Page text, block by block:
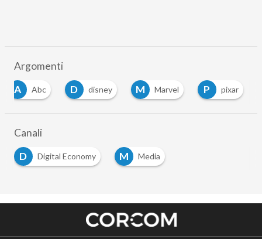
Argomenti
A
Abc D disney M Marvel P pixar
Canali
D
Digital Economy M Media